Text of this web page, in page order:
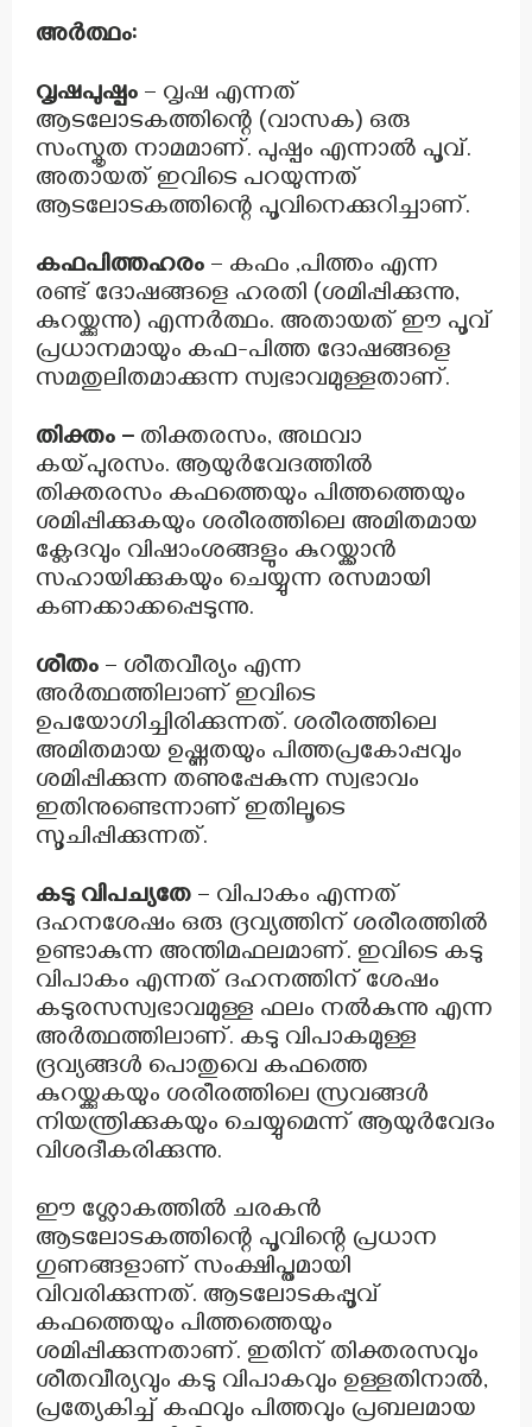
അർത്ഥം:
വൃഷപുഷ്പം – വൃഷ എന്നത്
ആടലോടകത്തിന്റെ (വാസക) ഒരു
സംസ്കൃത നാമമാണ്. പുഷ്പം എന്നാൽ പൂവ്.
അതായത് ഇവിടെ പറയുന്നത്
ആടലോടകത്തിന്റെ പൂവിനെക്കുറിച്ചാണ്.
കഫപിത്തഹരം – കഫം ,പിത്തം എന്ന
രണ്ട് ദോഷങ്ങളെ ഹരതി (ശമിപ്പിക്കുന്നു,
കുറയ്ക്കുന്നു) എന്നർത്ഥം. അതായത് ഈ പൂവ്
പ്രധാനമായും കഫ-പിത്ത ദോഷങ്ങളെ
സമതുലിതമാക്കുന്ന സ്വഭാവമുള്ളതാണ്.
തിക്തം – തിക്തരസം, അഥവാ
കയ്പുരസം. ആയുർവേദത്തിൽ
തിക്തരസം കഫത്തെയും പിത്തത്തെയും
ശമിപ്പിക്കുകയും ശരീരത്തിലെ അമിതമായ
ക്ലേദവും വിഷാംശങ്ങളും കുറയ്ക്കാൻ
സഹായിക്കുകയും ചെയ്യുന്ന രസമായി
കണക്കാക്കപ്പെടുന്നു.
ശീതം – ശീതവീര്യം എന്ന
അർത്ഥത്തിലാണ് ഇവിടെ
ഉപയോഗിച്ചിരിക്കുന്നത്. ശരീരത്തിലെ
അമിതമായ ഉഷ്ണതയും പിത്തപ്രകോപ്പവും
ശമിപ്പിക്കുന്ന തണുപ്പേകുന്ന സ്വഭാവം
ഇതിനുണ്ടെന്നാണ് ഇതിലൂടെ
സൂചിപ്പിക്കുന്നത്.
കടു വിപച്യതേ – വിപാകം എന്നത്
ദഹനശേഷം ഒരു ദ്രവ്യത്തിന് ശരീരത്തിൽ
ഉണ്ടാകുന്ന അന്തിമഫലമാണ്. ഇവിടെ കടു
വിപാകം എന്നത് ദഹനത്തിന് ശേഷം
കടുരസസ്വഭാവമുള്ള ഫലം നൽകുന്നു എന്ന
അർത്ഥത്തിലാണ്. കടു വിപാകമുള്ള
ദ്രവ്യങ്ങൾ പൊതുവെ കഫത്തെ
കുറയ്ക്കുകയും ശരീരത്തിലെ സ്രവങ്ങൾ
നിയന്ത്രിക്കുകയും ചെയ്യുമെന്ന് ആയുർവേദം
വിശദീകരിക്കുന്നു.
ഈ ശ്ലോകത്തിൽ ചരകൻ
ആടലോടകത്തിന്റെ പൂവിന്റെ പ്രധാന
ഗുണങ്ങളാണ് സംക്ഷിപ്തമായി
വിവരിക്കുന്നത്. ആടലോടകപ്പൂവ്
കഫത്തെയും പിത്തത്തെയും
ശമിപ്പിക്കുന്നതാണ്. ഇതിന് തിക്തരസവും
ശീതവീര്യവും കടു വിപാകവും ഉള്ളതിനാൽ,
പ്രത്യേകിച്ച് കഫവും പിത്തവും പ്രബലമായ